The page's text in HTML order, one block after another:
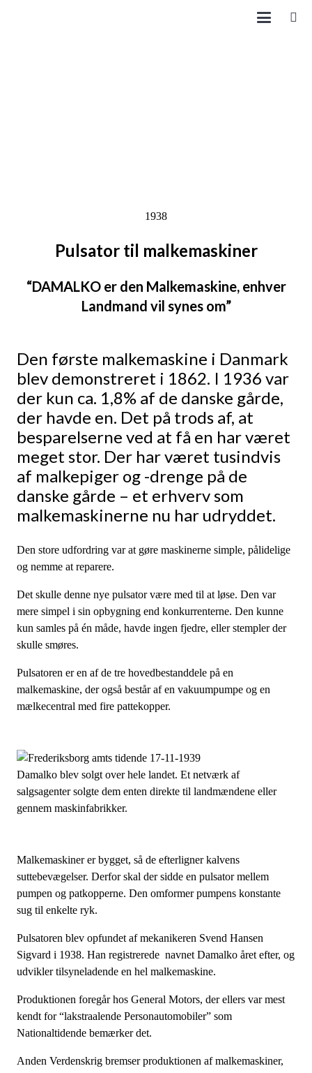
1938
Pulsator til malkemaskiner
“DAMALKO er den Malkemaskine, enhver
Landmand vil synes om”
Den første malkemaskine i Danmark
blev demonstreret i 1862. I 1936 var
der kun ca. 1,8% af de danske gårde,
der havde en. Det på trods af, at
besparelserne ved at få en har været
meget stor. Der har været tusindvis
af malkepiger og -drenge på de
danske gårde – et erhverv som
malkemaskinerne nu har udryddet.
Den store udfordring var at gøre maskinerne simple, pålidelige
og nemme at reparere.
Det skulle denne nye pulsator være med til at løse. Den var
mere simpel i sin opbygning end konkurrenterne. Den kunne
kun samles på én måde, havde ingen fjedre, eller stempler der
skulle smøres.
Pulsatoren er en af de tre hovedbestanddele på en
malkemaskine, der også består af en vakuumpumpe og en
mælkecentral med fire pattekopper.
Damalko blev solgt over hele landet. Et netværk af
salgsagenter solgte dem enten direkte til landmændene eller
gennem maskinfabrikker.
Malkemaskiner er bygget, så de efterligner kalvens
suttebevægelser. Derfor skal der sidde en pulsator mellem
pumpen og patkopperne. Den omformer pumpens konstante
sug til enkelte ryk.
Pulsatoren blev opfundet af mekanikeren Svend Hansen
Sigvard i 1938. Han registrerede navnet Damalko året efter, og
udvikler tilsyneladende en hel malkemaskine.
Produktionen foregår hos General Motors, der ellers var mest
kendt for “lakstraalende Personautomobiler” som
Nationaltidende bemærker det.
Anden Verdenskrig bremser produktionen af malkemaskiner,